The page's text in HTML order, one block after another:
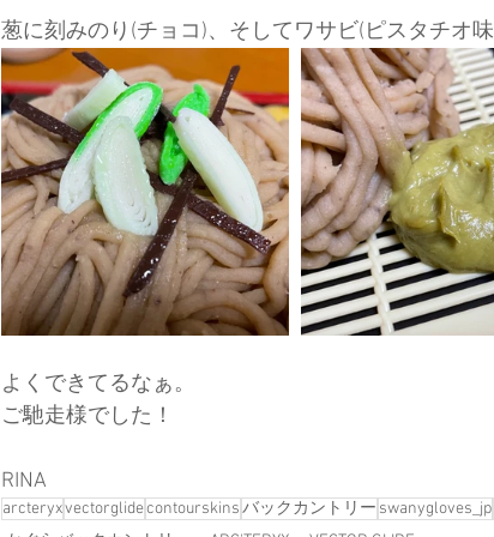
葱に刻みのり(チョコ)、そしてワサビ(ピスタチオ味
よくできてるなぁ。
ご馳走様でした！
RINA
arcteryxvectorglidecontourskinsバックカントリー swanygloves_jp